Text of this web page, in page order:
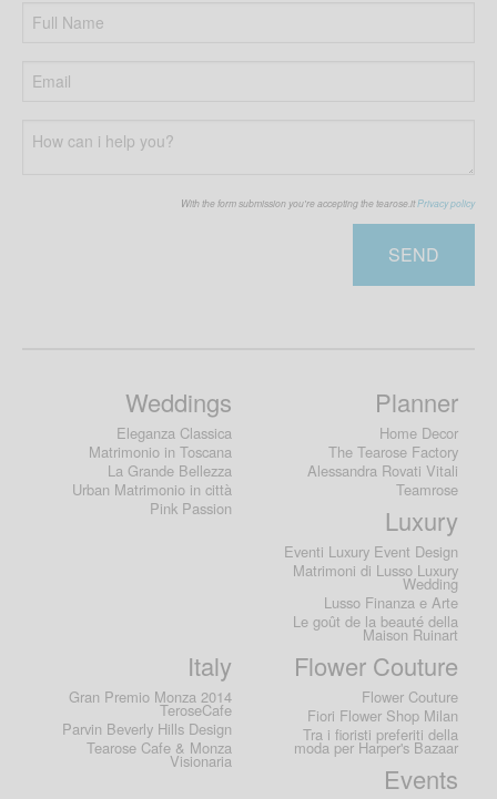
With the form submission you're accepting the tearose.itPrivacy policy
SEND
Weddings
Eleganza Classica
Matrimonio in Toscana
La Grande Bellezza
Urban Matrimonio in città
Pink Passion
Planner
Home Decor
The Tearose Factory
Alessandra Rovati Vitali
Teamrose
Luxury
Eventi Luxury Event Design
Matrimoni di Lusso Luxury
Wedding
Lusso Finanza e Arte
Le goût de la beauté della
Maison Ruinart
Italy
Gran Premio Monza 2014
TeroseCafe
Parvin Beverly Hills Design
Tearose Cafe & Monza
Visionaria
Flower Couture
Flower Couture
Fiori Flower Shop Milan
Tra i fioristi preferiti della
moda per Harper's Bazaar
Events